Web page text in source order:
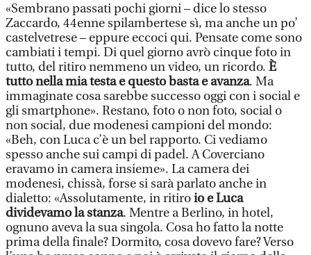
«Sembrano passati pochi giorni – dice lo stesso
Zaccardo, 44enne spilambertese sì, ma anche un po’
castelvetrese – eppure eccoci qui. Pensate come sono
cambiati i tempi. Di quel giorno avrò cinque foto in
tutto, del ritiro nemmeno un video, un ricordo. È
tutto nella mia testa e questo basta e avanza. Ma
immaginate cosa sarebbe successo oggi con i social e
gli smartphone». Restano, foto o non foto, social o
non social, due modenesi campioni del mondo:
«Beh, con Luca c’è un bel rapporto. Ci vediamo
spesso anche sui campi di padel. A Coverciano
eravamo in camera insieme». La camera dei
modenesi, chissà, forse si sarà parlato anche in
dialetto: «Assolutamente, in ritiroio e Luca
dividevamo la stanza. Mentre a Berlino, in hotel,
ognuno aveva la sua singola. Cosa ho fatto la notte
prima della finale? Dormito, cosa dovevo fare? Verso